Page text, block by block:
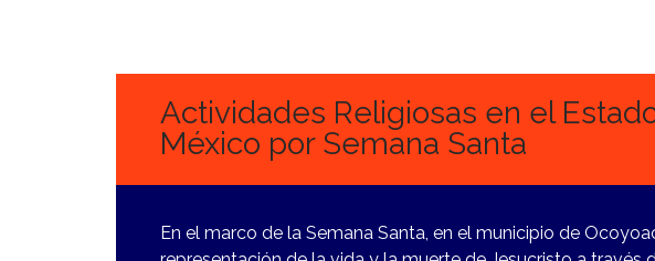
Actividades Religiosas en el
México por Semana Santa
En el marco de la Semana Santa, en el municipio de